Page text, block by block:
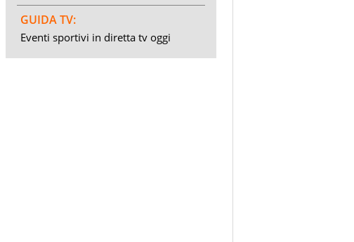
GUIDA TV:
Eventi sportivi in diretta tv oggi